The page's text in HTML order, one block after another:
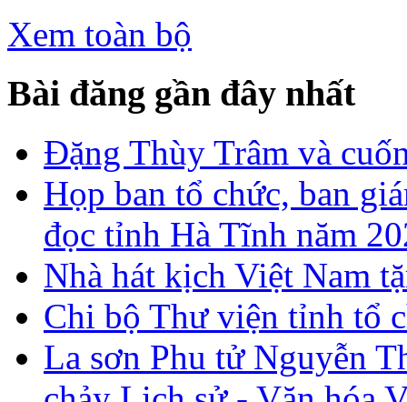
Xem toàn bộ
Bài đăng gần đây nhất
Đặng Thùy Trâm và
Họp ban tổ chức, ban
đọc tỉnh Hà Tĩnh năm
Nhà hát kịch Việt Nam
Chi bộ Thư viện tỉnh tổ
La sơn Phu tử Nguyễn